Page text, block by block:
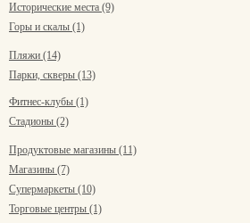
Исторические места (9)
Горы и скалы (1)
Пляжи (14)
Парки, скверы (13)
Фитнес-клубы (1)
Стадионы (2)
Продуктовые магазины (11)
Магазины (7)
Супермаркеты (10)
Торговые центры (1)